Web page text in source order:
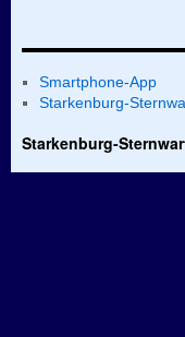
Smartphone-App
Starkenburg-
Starkenburg-